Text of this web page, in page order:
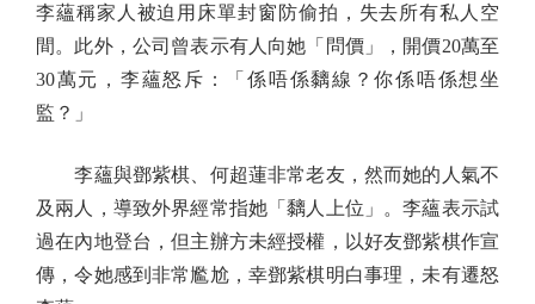
李蘊稱家人被迫用床單封窗防偷拍，失去所有私人空
間。此外，公司曾表示有人向她「問價」，開價20萬至
30萬元，李蘊怒斥：「係唔係黐線？你係唔係想坐
監？」
李蘊與鄧紫棋、何超蓮非常老友，然而她的人氣不
及兩人，導致外界經常指她「黐人上位」。李蘊表示試
過在內地登台，但主辦方未經授權，以好友鄧紫棋作宣
傳，令她感到非常尷尬，幸鄧紫棋明白事理，未有遷怒